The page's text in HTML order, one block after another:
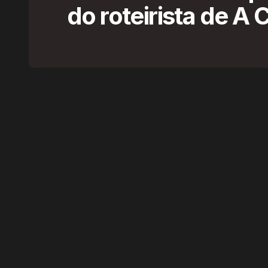
do roteirista de A